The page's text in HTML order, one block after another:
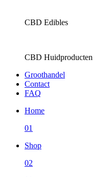
CBD Edibles
CBD Huidproducten
Groothandel
Contact
FAQ
Home
01
Shop
02